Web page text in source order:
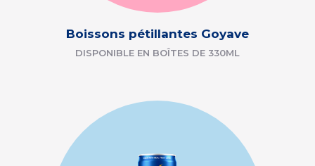
Boissons pétillantes Goyave
DISPONIBLE EN BOÎTES DE 330ML